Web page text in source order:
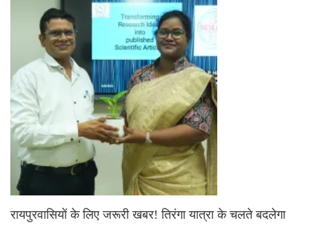
रायपुरवासियों के लिए जरूरी खबर! तिरंगा यात्रा के चलते बदलेगा